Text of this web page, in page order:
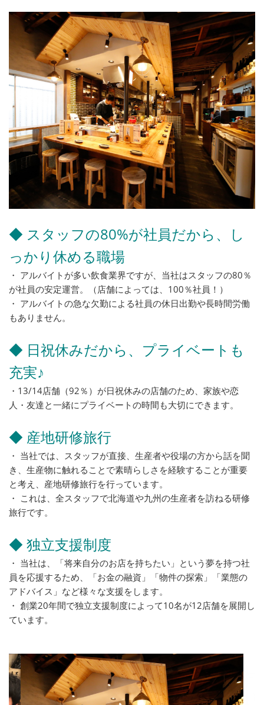
◆ スタッフの80%が社員だから、し
っかり休める職場
・ アルバイトが多い飲食業界ですが、当社はスタッフの80％
が社員の安定運営。（店舗によっては、100％社員！）
・ アルバイトの急な欠勤による社員の休日出勤や長時間労働
もありません。
◆ 日祝休みだから、プライベートも
充実♪
・13/14店舗（92％）が日祝休みの店舗のため、家族や恋
人・友達と一緒にプライベートの時間も大切にできます。
◆ 産地研修旅行
・ 当社では、スタッフが直接、生産者や役場の方から話を聞
き、生産物に触れることで素晴らしさを経験することが重要
と考え、産地研修旅行を行っています。
・ これは、全スタッフで北海道や九州の生産者を訪ねる研修
旅行です。
◆ 独立支援制度
・ 当社は、「将来自分のお店を持ちたい」という夢を持つ社
員を応援するため、「お金の融資」「物件の探索」「業態の
アドバイス」など様々な支援をします。
・ 創業20年間で独立支援制度によって10名が12店舗を展開し
ています。